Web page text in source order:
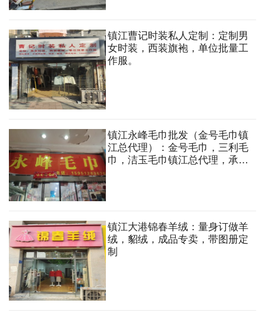
镇江曹记时装私人定制：定制男
女时装，西装旗袍，单位批量工
作服。
镇江永峰毛巾批发（金号毛巾镇
江总代理）：金号毛巾，三利毛
巾，洁玉毛巾镇江总代理，承接
镇江大港锦春羊绒：量身订做羊
绒，貂绒，成品专卖，带图册定
制